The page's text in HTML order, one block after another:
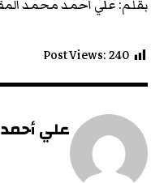
بقلم: علي أحمد محمد
Post Views:240
علي